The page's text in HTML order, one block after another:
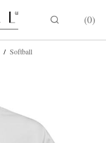
0
/ Softball